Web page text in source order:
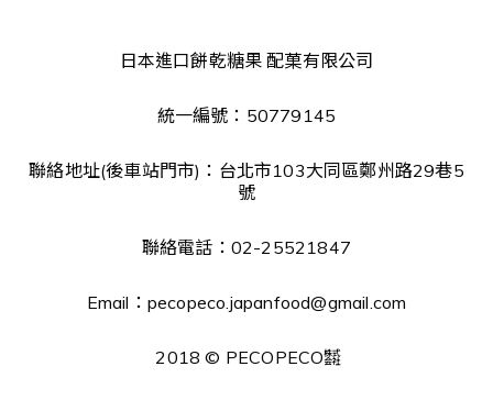
日本進口餅乾糖果 配菓有限公司
統一編號：50779145
聯絡地址(後車站門市)：台北市103大同區鄭州路29巷5
號
聯絡電話：02-25521847
Email：pecopeco.japanfood@gmail.com
2018 © PECOPECO㍿